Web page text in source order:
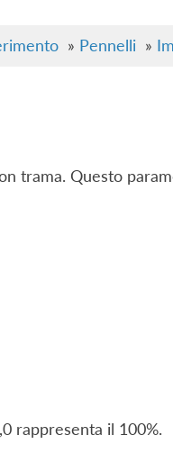
» Pennelli »
trama. Questo
rappresenta il 100%.